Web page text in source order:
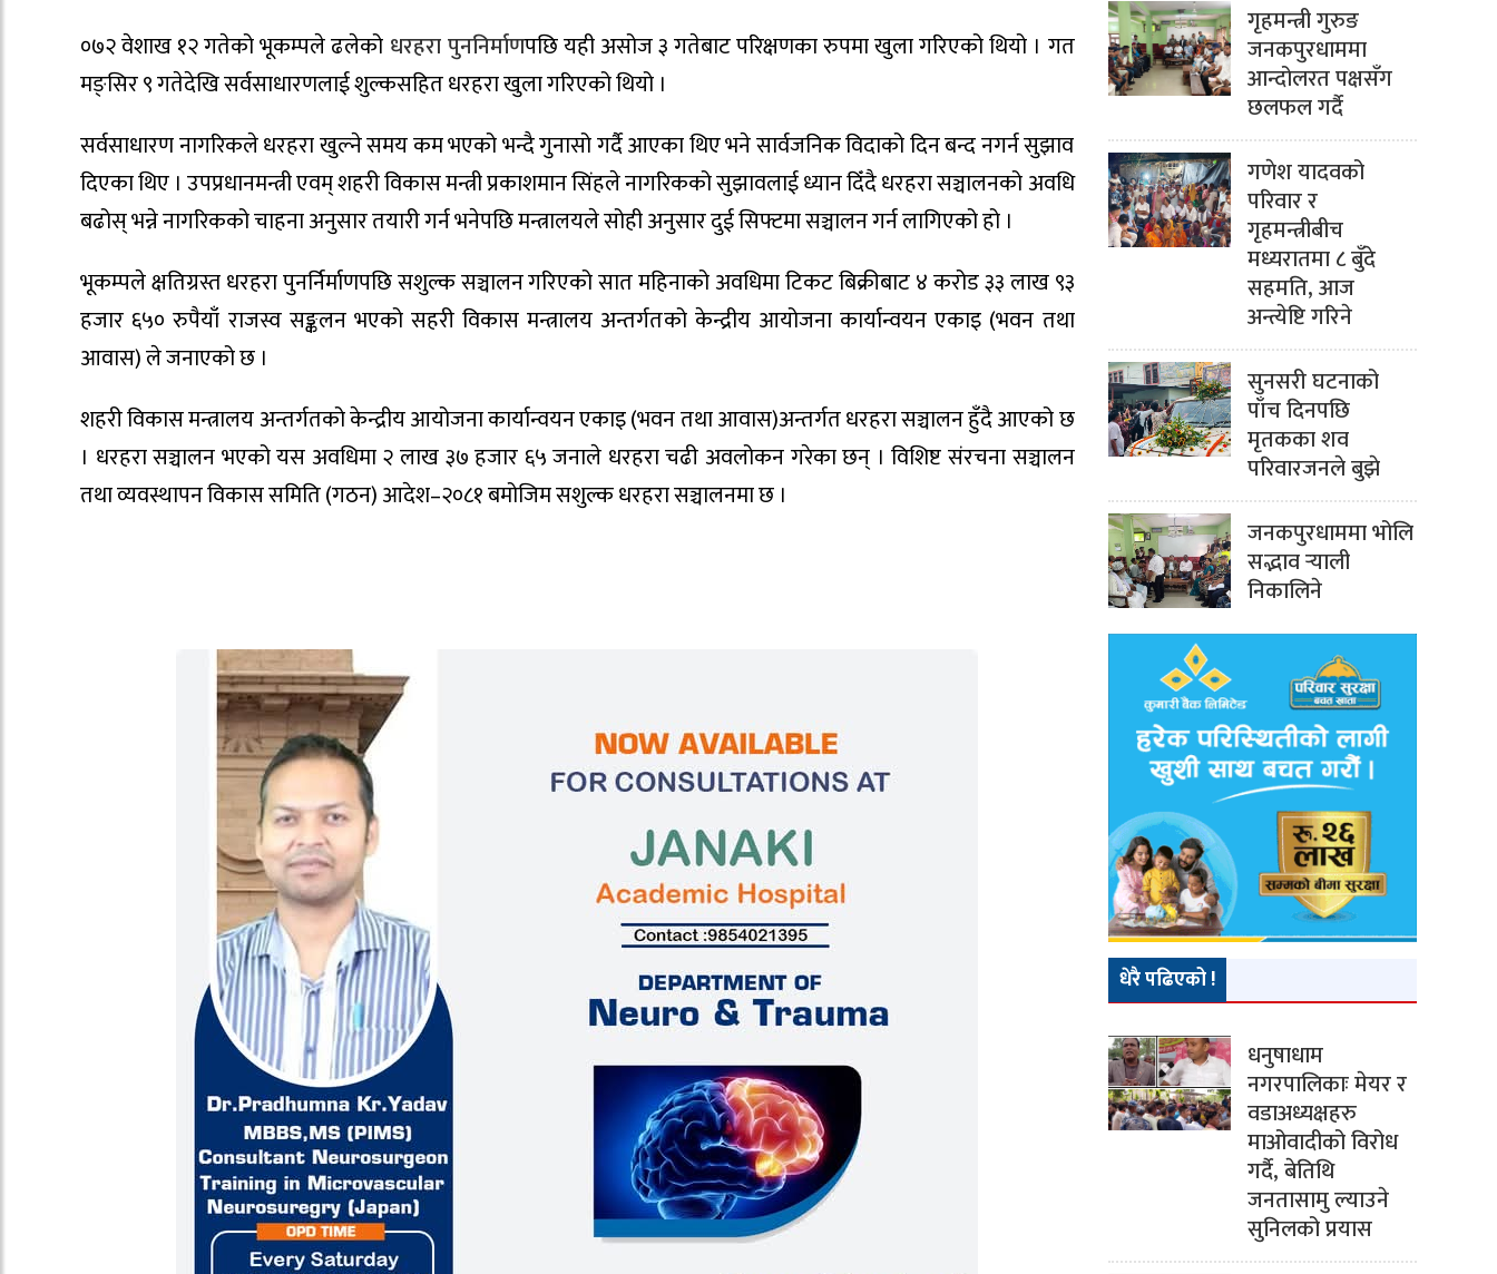
०७२ वेशाख १२ गतेको भूकम्पले ढलेको धरहरा पुननिर्माणपछि यही असोज ३ गतेबाट परिक्षणका रुपमा खुला गरिएको थियो । गत
मङ्सिर ९ गतेदेखि सर्वसाधारणलाई शुल्कसहित धरहरा खुला गरिएको थियो ।
सर्वसाधारण नागरिकले धरहरा खुल्ने समय कम भएको भन्दै गुनासो गर्दै आएका थिए भने सार्वजनिक विदाको दिन बन्द नगर्न सुझाव
दिएका थिए । उपप्रधानमन्त्री एवम् शहरी विकास मन्त्री प्रकाशमान सिंहले नागरिकको सुझावलाई ध्यान दिँदै धरहरा सञ्चालनको अवधि
बढोस् भन्ने नागरिकको चाहना अनुसार तयारी गर्न भनेपछि मन्त्रालयले सोही अनुसार दुई सिफ्टमा सञ्चालन गर्न लागिएको हो ।
भूकम्पले क्षतिग्रस्त धरहरा पुनर्निर्माणपछि सशुल्क सञ्चालन गरिएको सात महिनाको अवधिमा टिकट बिक्रीबाट ४ करोड ३३ लाख ९३
हजार ६५० रुपैयाँ राजस्व सङ्कलन भएको सहरी विकास मन्त्रालय अन्तर्गतको केन्द्रीय आयोजना कार्यान्वयन एकाइ (भवन तथा
आवास) ले जनाएको छ ।
शहरी विकास मन्त्रालय अन्तर्गतको केन्द्रीय आयोजना कार्यान्वयन एकाइ (भवन तथा आवास)अन्तर्गत धरहरा सञ्चालन हुँदै आएको छ
। धरहरा सञ्चालन भएको यस अवधिमा २ लाख ३७ हजार ६५ जनाले धरहरा चढी अवलोकन गरेका छन् । विशिष्ट संरचना सञ्चालन
तथा व्यवस्थापन विकास समिति (गठन) आदेश–२०८१ बमोजिम सशुल्क धरहरा सञ्चालनमा छ ।
गृहमन्त्री गुरुङ
जनकपुरधाममा
आन्दोलरत पक्षसँग
छलफल गर्दै
गणेश यादवको
परिवार र
गृहमन्त्रीबीच
मध्यरातमा ८ बुँदे
सहमति, आज
अन्त्येष्टि गरिने
सुनसरी घटनाको
पाँच दिनपछि
मृतकका शव
परिवारजनले बुझे
जनकपुरधाममा भोलि
सद्भाव र्‍याली
निकालिने
धेरै पढिएको !
धनुषाधाम
नगरपालिकाः मेयर र
वडाअध्यक्षहरु
माओवादीको विरोध
गर्दै, बेतिथि
जनतासामु ल्याउने
सुनिलको प्रयास